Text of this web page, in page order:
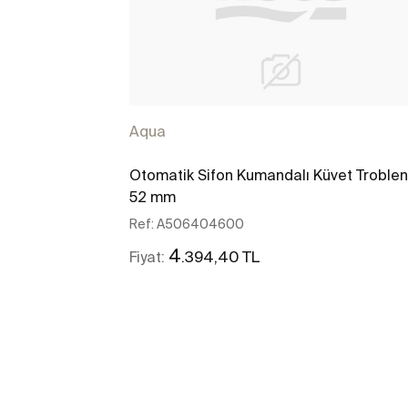
Aqua
Otomatik Sifon Kumandalı Küvet
52 mm
Ref: A506404600
Fiyat: 4.394,40 TL